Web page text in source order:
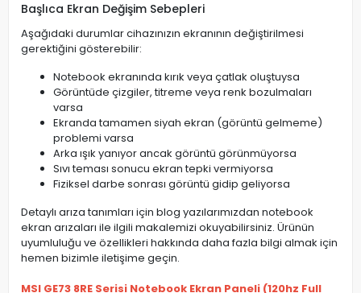
Başlıca Ekran Değişim Sebepleri
Aşağıdaki durumlar cihazınızın ekranının değiştirilmesi
gerektiğini gösterebilir:
Notebook ekranında kırık veya çatlak oluştuysa
Görüntüde çizgiler, titreme veya renk bozulmaları
varsa
Ekranda tamamen siyah ekran (görüntü gelmeme)
problemi varsa
Arka ışık yanıyor ancak görüntü görünmüyorsa
Sıvı teması sonucu ekran tepki vermiyorsa
Fiziksel darbe sonrası görüntü gidip geliyorsa
Detaylı arıza tanımları için blog yazılarımızdan notebook
ekran arızaları ile ilgili makalemizi okuyabilirsiniz. Ürünün
uyumluluğu ve özellikleri hakkında daha fazla bilgi almak için
hemen bizimle iletişime geçin.
MSI GE73 8RE Serisi Notebook Ekran Paneli (120hz Full